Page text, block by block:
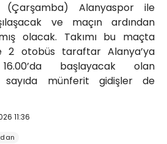
(Çarşamba) Alanyaspor ile
ve maçın ardından
olacak. Takımı bu maçta
2 otobüs taraftar Alanya’ya
başlayacak olan
sayıda münferit gidişler de
11:36